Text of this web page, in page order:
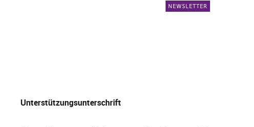
NEWSLETTER
Unterstützungsunterschrift